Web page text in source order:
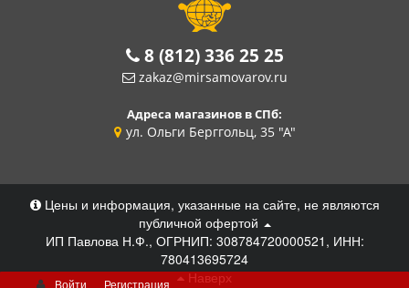
8 (812) 336 25 25
zakaz@mirsamovarov.ru
Адреса магазинов в СПб:
ул. Ольги Берггольц, 35 "А"
Цены и информация, указанные на сайте, не являются
публичной офертой
ИП Павлова Н.Ф., ОГРНИП: 308784720000521, ИНН:
780413695724
Наверх
Войти Регистрация